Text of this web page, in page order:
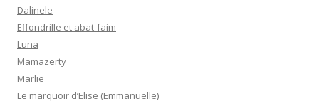
Dalinele
Effondrille et abat-faim
Luna
Mamazerty
Marlie
Le marquoir d’Elise (Emmanuelle)